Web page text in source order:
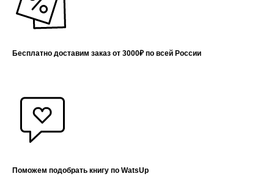
Бесплатно доставим заказ от 3000₽ по всей России
Поможем подобрать книгу по WatsUp